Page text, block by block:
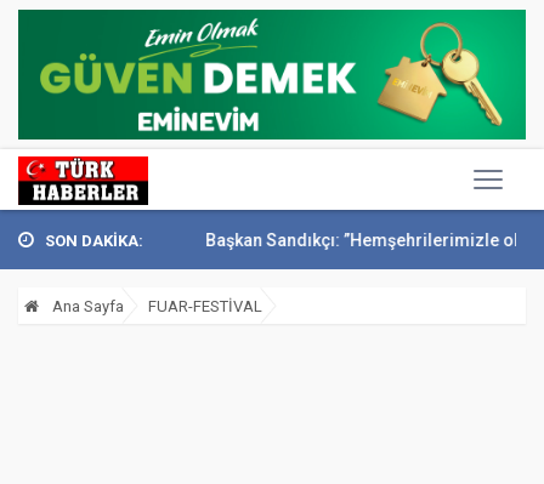
SON DAKİKA:
anıldı Başkan Sandıkçı: ”Hemşehrilerimizle olan güçl...
Ana Sayfa FUAR-FESTİVAL